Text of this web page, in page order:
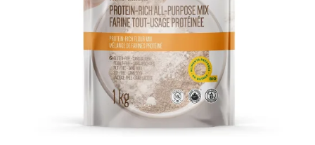
AJOUTER AU PANIER / DÉTAILS